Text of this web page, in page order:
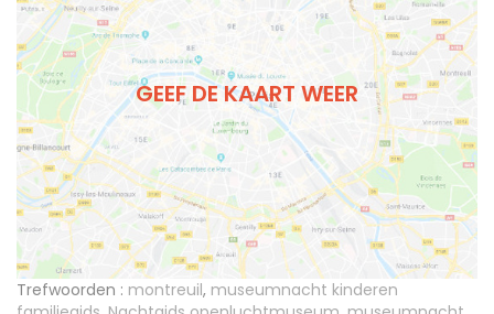
GEEF DE KAART WEER
Trefwoorden : montreuil, museumnacht kinderen